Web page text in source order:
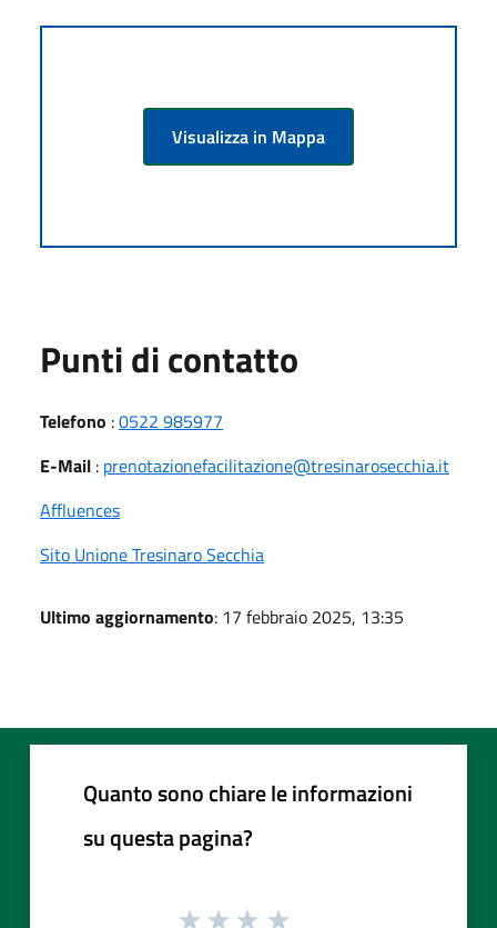
Visualizza in Mappa
Punti di contatto
Telefono :0522 985977
E-Mail : prenotazionefacilitazione@tresinarosecchia.it
Affluences
Sito Unione Tresinaro Secchia
Ultimo aggiornamento: 17 febbraio 2025, 13:35
Quanto sono chiare le informazioni
su questa pagina?